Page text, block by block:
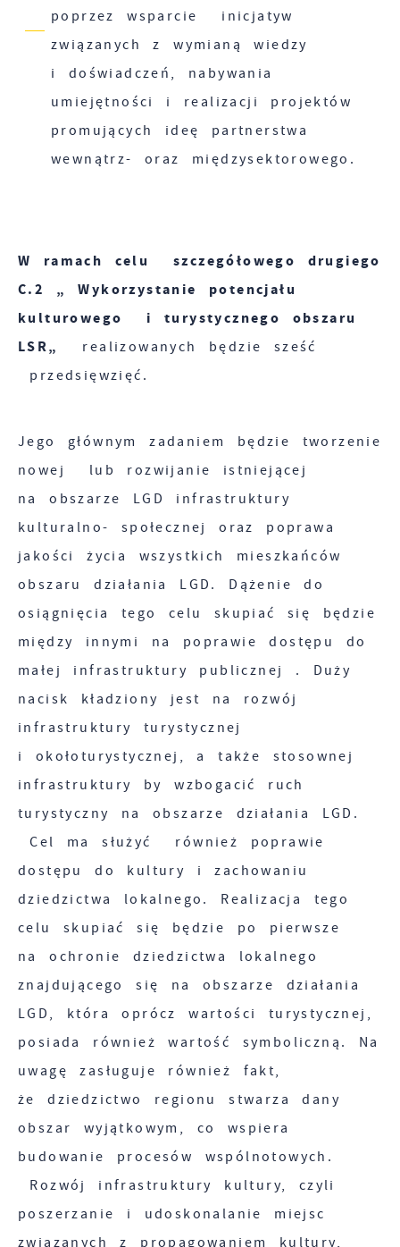
poprzez wsparcie inicjatyw
związanych z wymianą wiedzy
i doświadczeń, nabywania
umiejętności i realizacji projektów
promujących ideę partnerstwa
wewnątrz- oraz międzysektorowego.
W ramach celu szczegółowego drugiego
C.2 „ Wykorzystanie potencjału
kulturowego i turystycznego obszaru
LSR„
realizowanych będzie sześć
przedsięwzięć.
Jego głównym zadaniem będzie tworzenie
nowej lub rozwijanie istniejącej
na obszarze LGD infrastruktury
kulturalno- społecznej oraz poprawa
jakości życia wszystkich mieszkańców
obszaru działania LGD. Dążenie do
osiągnięcia tego celu skupiać się będzie
między innymi na poprawie dostępu do
małej infrastruktury publicznej . Duży
nacisk kładziony jest na rozwój
infrastruktury turystycznej
i okołoturystycznej, a także stosownej
infrastruktury by wzbogacić ruch
turystyczny na obszarze działania LGD.
Cel ma służyć również poprawie
dostępu do kultury i zachowaniu
dziedzictwa lokalnego. Realizacja tego
celu skupiać się będzie po pierwsze
na ochronie dziedzictwa lokalnego
znajdującego się na obszarze działania
LGD, która oprócz wartości turystycznej,
posiada również wartość symboliczną. Na
uwagę zasługuje również fakt,
że dziedzictwo regionu stwarza dany
obszar wyjątkowym, co wspiera
budowanie procesów wspólnotowych.
Rozwój infrastruktury kultury, czyli
poszerzanie i udoskonalanie miejsc
związanych z propagowaniem kultury,